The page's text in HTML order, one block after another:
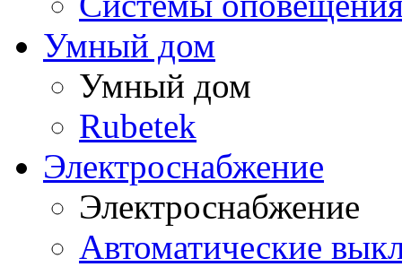
Умный дом
Умный дом
Rubetek
Электроснабжение
Электроснабжение
Автоматические